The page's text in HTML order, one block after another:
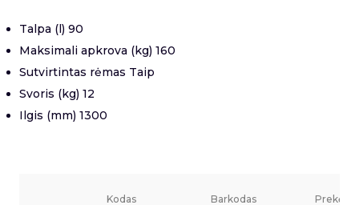
Talpa (l) 90
Maksimali apkrova (kg) 160
Sutvirtintas rėmas Taip
Svoris (kg) 12
Ilgis (mm) 1300
Kodas Barkodas Prekės